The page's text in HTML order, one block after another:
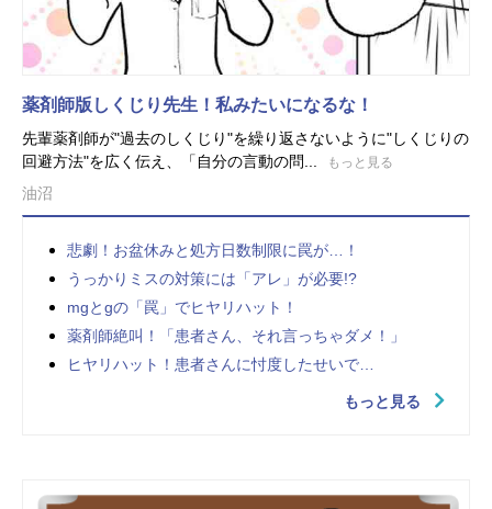
薬剤師版しくじり先生！私みたいになるな！
先輩薬剤師が"過去のしくじり"を繰り返さないように"しくじりの
回避方法"を広く伝え、「自分の言動の問...
もっと見る
油沼
悲劇！お盆休みと処方日数制限に罠が…！
うっかりミスの対策には「アレ」が必要!?
mgとgの「罠」でヒヤリハット！
薬剤師絶叫！「患者さん、それ言っちゃダメ！」
ヒヤリハット！患者さんに忖度したせいで…
もっと見る